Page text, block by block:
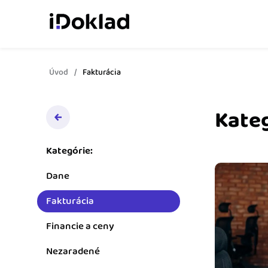
obchodnými kontaktmi.
Sledovanie cashflow
Vymeňte počítanie za
o výdavkoch a príjmoch.
Spolupráca s
Dajte účtovníkovi to,
Úvod Fakturácia
Kategórie:
Dane
Fakturácia
Financie a ceny
Nezaradené